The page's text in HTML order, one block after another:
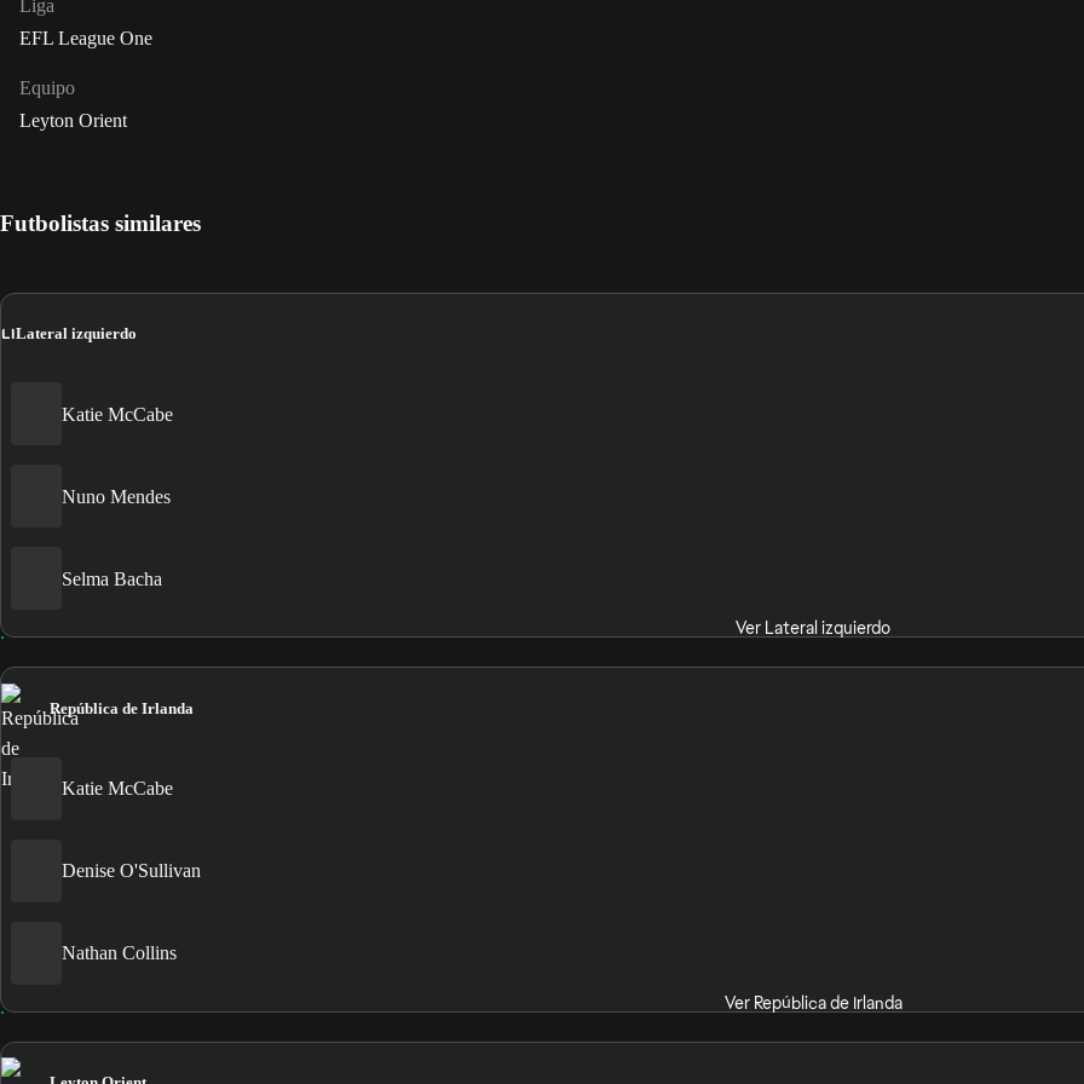
Liga
EFL League One
Equipo
Leyton Orient
Futbolistas similares
LILateral izquierdo
Katie McCabe
Nuno Mendes
Selma Bacha
Ver Lateral izquierdo
República de Irlanda
Katie McCabe
Denise O'Sullivan
Nathan Collins
Ver República de Irlanda